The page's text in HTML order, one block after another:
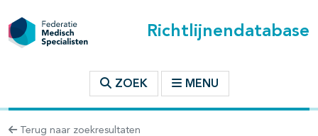
Richtlijnendatabase
ZOEK MENU
Terug naar zoekresultaten
binnen deze richtlijn